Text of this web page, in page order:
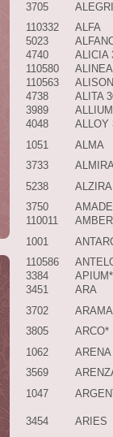
3705
110332
ALFA
5023
4740
ALICIA
110580
110563
ALISON
4738
ALITA
3989
4048
ALLOY
1051
ALMA
3733
5238
ALZIRA
3750
110011
1001
110586
3384
APIUM*
3451
ARA
3702
ARAMA
3805
ARCO*
1062
ARENA
3569
1047
3454 ARIES